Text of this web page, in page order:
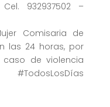
932937502 –
Comisaria de
las 24 horas, por
de violencia